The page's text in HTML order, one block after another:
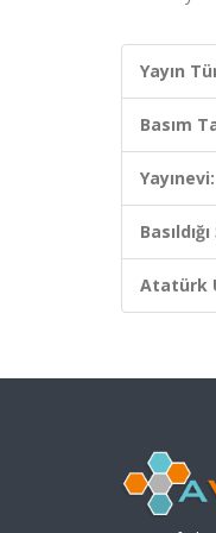
Yayın
Basım
Yayınevi:
Atatürk